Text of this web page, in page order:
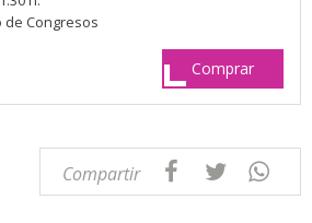
de Congresos
Comprar
Compartir